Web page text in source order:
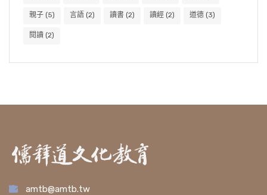
親子 (5) 言語 (2) 讀書 (2) 讀經 (2) 道德 (3)
閱讀 (2)
amtb@amtb.tw